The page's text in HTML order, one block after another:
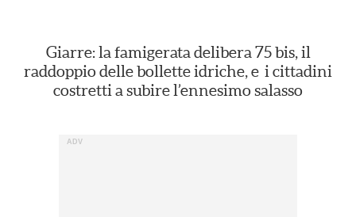
Giarre: la famigerata delibera 75 bis, il
raddoppio delle bollette idriche, e i cittadini
costretti a subire l’ennesimo salasso